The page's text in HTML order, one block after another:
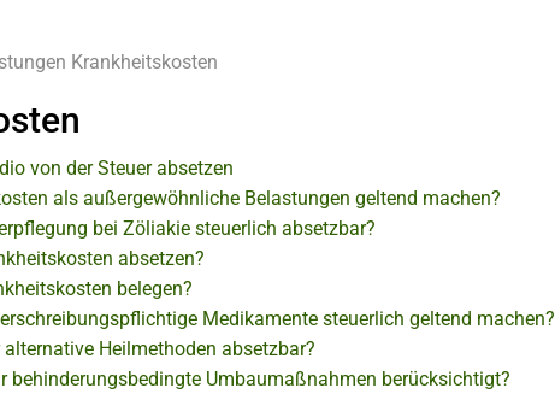
Krankheitskosten
von der Steuer absetzen
als außergewöhnliche Belastungen geltend machen?
bei Zöliakie steuerlich absetzbar?
absetzen?
belegen?
Medikamente steuerlich geltend machen?
Heilmethoden absetzbar?
behinderungsbedingte Umbaumaßnahmen berücksichtigt?